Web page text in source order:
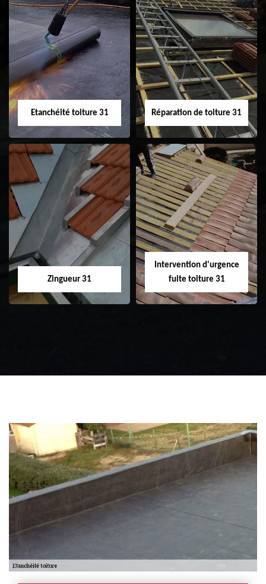
Peinture sur tuile
31
Nettoyage
demoussage de
toiture 31
Etanchéité toiture 31
Etanchéité toiture
31
Réparation de toiture 31
Réparation de
toiture 31
Zingueur 31
Intervention d'urgence
fuite toiture 31